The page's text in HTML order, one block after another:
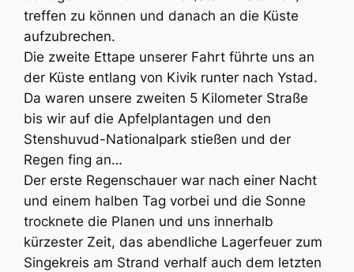
treffen zu können und danach an die Küste
aufzubrechen.
Die zweite Ettape unserer Fahrt führte uns an
der Küste entlang von Kivik runter nach Ystad.
Da waren unsere zweiten 5 Kilometer Straße
bis wir auf die Apfelplantagen und den
Stenshuvud-Nationalpark stießen und der
Regen fing an…
Der erste Regenschauer war nach einer Nacht
und einem halben Tag vorbei und die Sonne
trocknete die Planen und uns innerhalb
kürzester Zeit, das abendliche Lagerfeuer zum
Singekreis am Strand verhalf auch dem letzten